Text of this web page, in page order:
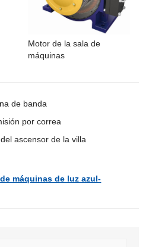
Motor de la sala de
máquinas
de banda
por correa
ascensor de la villa
máquinas de luz azul-